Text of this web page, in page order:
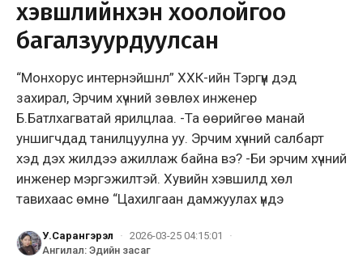
хэвшлийнхэн хоолойгоо
багалзуурдуулсан
“Монхорус интернэйшнл” ХХК-ийн Тэргүүн дэд
захирал, Эрчим хүчний зөвлөх инженер
Б.Батлхагватай ярилцлаа. -Та өөрийгөө манай
уншигчдад танилцуулна уу. Эрчим хүчний салбарт
хэд дэх жилдээ ажиллаж байна вэ? -Би эрчим хүчний
инженер мэргэжилтэй. Хувийн хэвшилд хөл
тавихаас өмнө “Цахилгаан дамжуулах үндэ
У.Сарангэрэл · 2026-03-25 04:15:01
·
Ангилал: Эдийн засаг